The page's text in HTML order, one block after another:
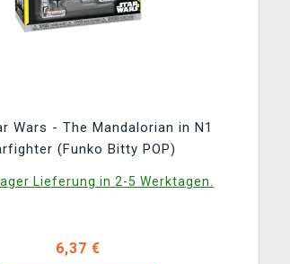
Wars - The Mandalorian in N1
(Funko Bitty POP)
Lieferung in 2-5 Werktagen.
6,37 €